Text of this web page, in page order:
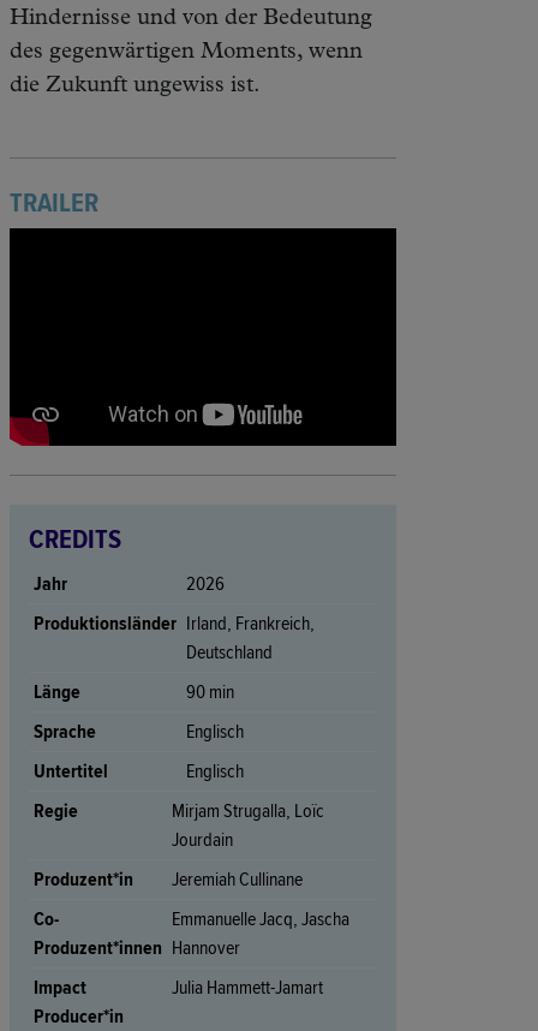
Hindernisse und von der Bedeutung
des gegenwärtigen Moments, wenn
die Zukunft ungewiss ist.
TRAILER
CREDITS
Jahr
2026
Produktionsländer Irland, Frankreich,
Deutschland
Länge
90 min
Sprache
Englisch
Untertitel
Englisch
Regie
Mirjam Strugalla, Loïc
Jourdain
Produzent*in
Jeremiah Cullinane
Co-
Produzent*innen
Emmanuelle Jacq, Jascha
Hannover
Impact
Producer*in
Julia Hammett-Jamart